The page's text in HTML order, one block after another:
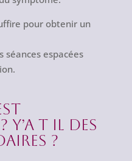
pour obtenir un
séances espacées
t il des
?